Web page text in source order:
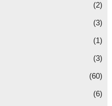
(2)
(3)
(1)
(3)
(60)
(6)